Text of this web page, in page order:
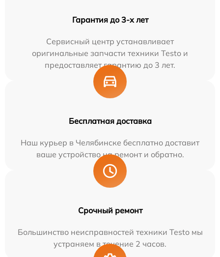
Гарантия до 3-х лет
Сервисный центр устанавливает
оригинальные запчасти техники Testo и
предоставляет гарантию до 3 лет.
Бесплатная доставка
Наш курьер в Челябинске бесплатно доставит
ваше устройство на ремонт и обратно.
Срочный ремонт
Большинство неисправностей техники Testo мы
устраняем в течение 2 часов.